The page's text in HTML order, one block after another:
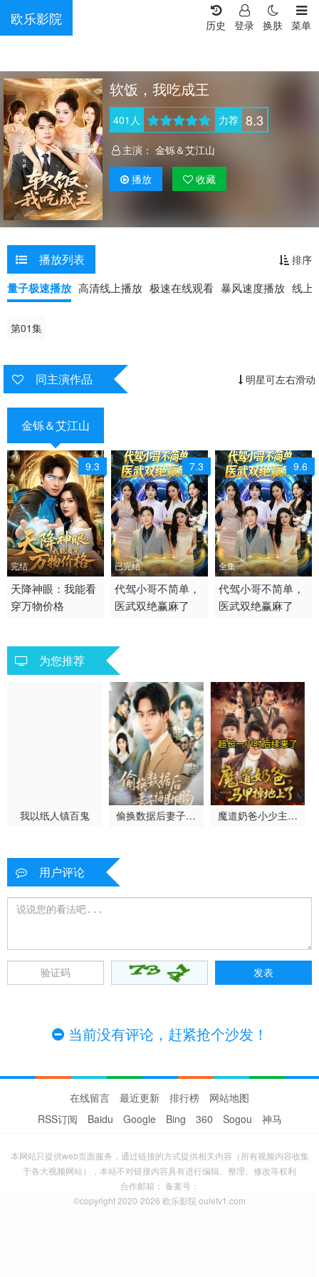
欧乐影院 菜单
换肤
登录
历史
软饭，我吃成王
401 人 力荐 8.3
主演： 金铄＆艾江山
播放 收藏
播放列表 排序
量子极速播放 高清线上播放 极速在线观看 暴风速度播放 线上
第01集
同主演作品 明星可左右滑动
金铄＆艾江山
9.3
完结
2026 / 中国大陆 / 普通
话
天降神眼：我能看
穿万物价格
7.3
已完结
2026 / 中国大陆 /
短剧 现代都市
代驾小哥不简单，
医武双绝赢麻了
9.6
全集
2026 / 中国大陆 /
短剧 现代都市 国产
代驾小哥不简单，
医武双绝赢麻了
为您推荐
我以纸人镇百鬼
偷换数据后妻子悔
魔道奶爸小少主的
用户评论
当前没有评论，赶紧抢个沙发！
在线留言 最近更新 排行榜
网站地图
RSS订阅
Baidu Google Bing 360 Sogou 神马
本网站只提供web页面服务，通过链接的方式提供相关内容（所有视频内容收集
于各大视频网站），本站不对链接内容具有进行编辑、整理、修改等权利
合作邮箱： 备案号：
©copyright 2020-2026 欧乐影院 ouletv1.com